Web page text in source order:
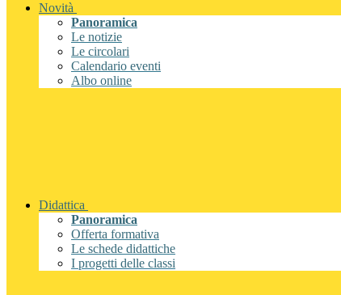
Novità
Panoramica
Le notizie
Le circolari
Calendario eventi
Albo online
Didattica
Panoramica
Offerta formativa
Le schede didattiche
I progetti delle classi